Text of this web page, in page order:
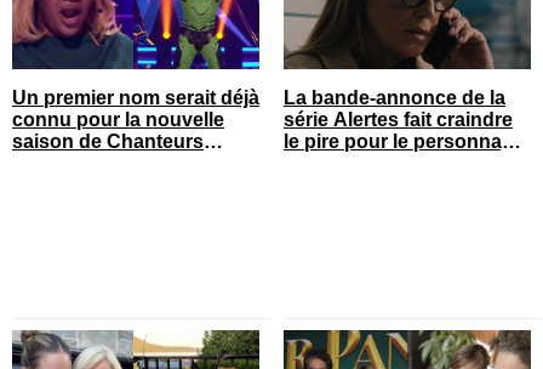
Un premier nom serait déjà
connu pour la nouvelle
saison de Chanteurs
La bande-annonce de la
série Alertes fait craindre
le pire pour le personnage